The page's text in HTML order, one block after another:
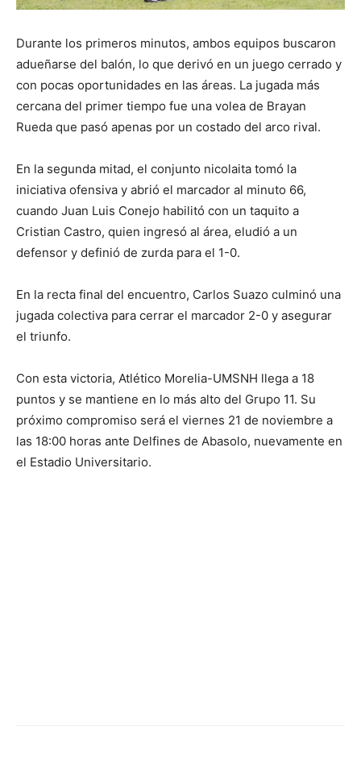
Durante los primeros minutos, ambos equipos buscaron
adueñarse del balón, lo que derivó en un juego cerrado y
con pocas oportunidades en las áreas. La jugada más
cercana del primer tiempo fue una volea de Brayan
Rueda que pasó apenas por un costado del arco rival.
En la segunda mitad, el conjunto nicolaita tomó la
iniciativa ofensiva y abrió el marcador al minuto 66,
cuando Juan Luis Conejo habilitó con un taquito a
Cristian Castro, quien ingresó al área, eludió a un
defensor y definió de zurda para el 1-0.
En la recta final del encuentro, Carlos Suazo culminó una
jugada colectiva para cerrar el marcador 2-0 y asegurar
el triunfo.
Con esta victoria, Atlético Morelia-UMSNH llega a 18
puntos y se mantiene en lo más alto del Grupo 11. Su
próximo compromiso será el viernes 21 de noviembre a
las 18:00 horas ante Delfines de Abasolo, nuevamente en
el Estadio Universitario.